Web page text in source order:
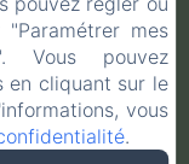
mes
Vous pouvez
en cliquant sur le
vous
.